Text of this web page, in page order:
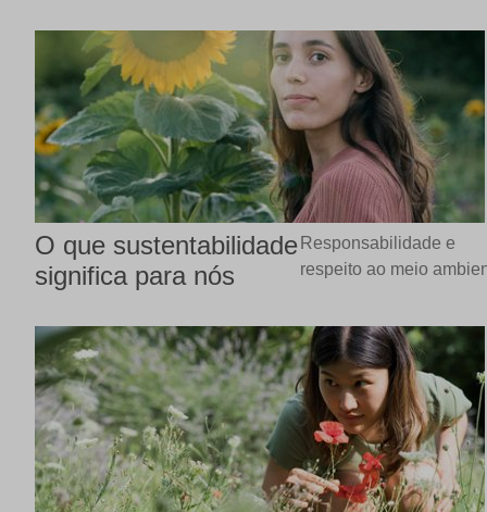
O que sustentabilidade
significa para nós
Responsabilidade e
respeito ao meio